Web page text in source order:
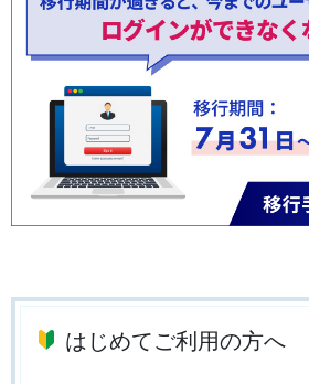
はじめてご利用の方へ